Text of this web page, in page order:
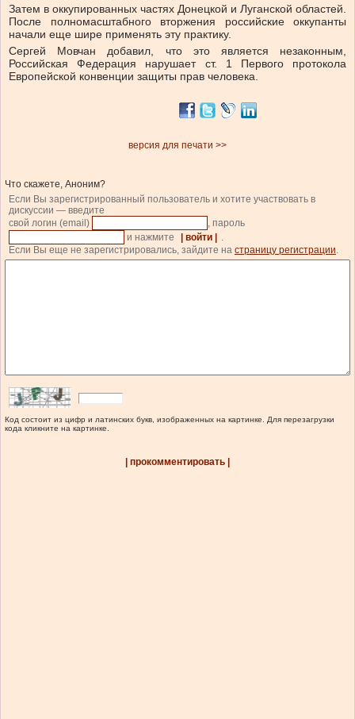
Затем в оккупированных частях Донецкой и Луганской областей.
После полномасштабного вторжения российские оккупанты
начали еще шире применять эту практику.
Сергей Мовчан добавил, что это является незаконным,
Российская Федерация нарушает ст. 1 Первого протокола
Европейской конвенции защиты прав человека.
версия для печати >>
Что скажете, Аноним?
Если Вы зарегистрированный пользователь и хотите участвовать в
дискуссии — введите
свой логин (email)
, пароль
и нажмите
| войти |
.
Если Вы еще не зарегистрировались, зайдите на страницу регистрации.
Код состоит из цифр и латинских букв, изображенных на картинке. Для перезагрузки
кода кликните на картинке.
| прокомментировать |